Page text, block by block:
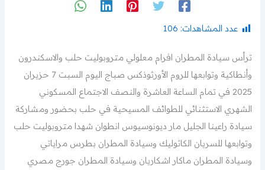
عدد المشاهدات: 106
ترأس سيادة المطران افرام معلولي متروبوليت حلب والاسكندرون
وأنطاكية وتوابعها للروم الأورثوذكس صباج اليوم السبت 7 حزيران
2025 في تمام الساعة العاشرة والنصف الاجتماع المسكوني
الشهري الاستثنائي للطوائف المسيحية في حلب بحضور ومشاركة
سيادة راعينا الجليل مار ديونوسيوس انطوان شهدا متروبوليت حلب
وتوابعها للسريان الكاثوليك وسيادة المطران بطرس مراياتي
وسيادة المطران ماكار اشكاريان وسيادة المطران جورج مصري